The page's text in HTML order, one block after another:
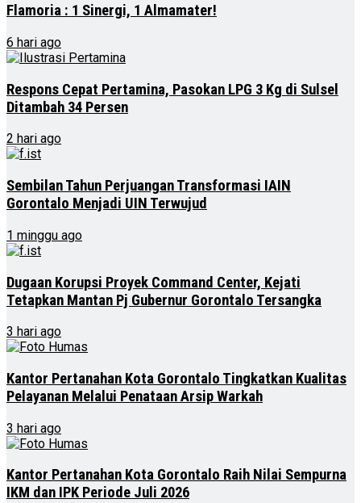
Flamoria : 1 Sinergi, 1 Almamater!
6 hari ago
Respons Cepat Pertamina, Pasokan LPG 3 Kg di Sulsel
Ditambah 34 Persen
2 hari ago
Sembilan Tahun Perjuangan Transformasi IAIN
Gorontalo Menjadi UIN Terwujud
1 minggu ago
Dugaan Korupsi Proyek Command Center, Kejati
Tetapkan Mantan Pj Gubernur Gorontalo Tersangka
3 hari ago
Kantor Pertanahan Kota Gorontalo Tingkatkan Kualitas
Pelayanan Melalui Penataan Arsip Warkah
3 hari ago
Kantor Pertanahan Kota Gorontalo Raih Nilai Sempurna
IKM dan IPK Periode Juli 2026